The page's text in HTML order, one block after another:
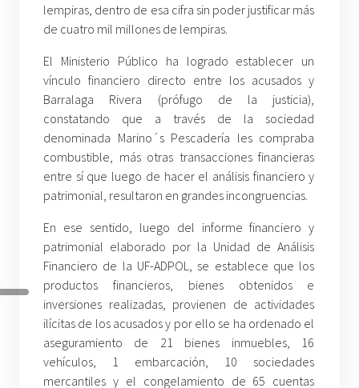
lempiras, dentro de esa cifra sin poder justificar más
de cuatro mil millones de lempiras.
El Ministerio Público ha logrado establecer un
vínculo financiero directo entre los acusados y
Barralaga Rivera (prófugo de la justicia),
constatando que a través de la sociedad
denominada Marino´s Pescadería les compraba
combustible, más otras transacciones financieras
entre sí que luego de hacer el análisis financiero y
patrimonial, resultaron en grandes incongruencias.
En ese sentido, luego del informe financiero y
patrimonial elaborado por la Unidad de Análisis
Financiero de la UF-ADPOL, se establece que los
productos financieros, bienes obtenidos e
inversiones realizadas, provienen de actividades
ilícitas de los acusados y por ello se ha ordenado el
aseguramiento de 21 bienes inmuebles, 16
vehículos, 1 embarcación, 10 sociedades
mercantiles y el congelamiento de 65 cuentas